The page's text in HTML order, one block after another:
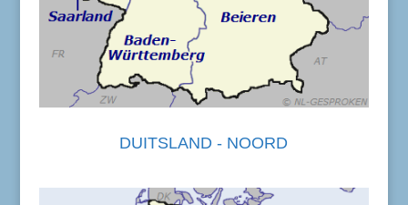
DUITSLAND - NOORD